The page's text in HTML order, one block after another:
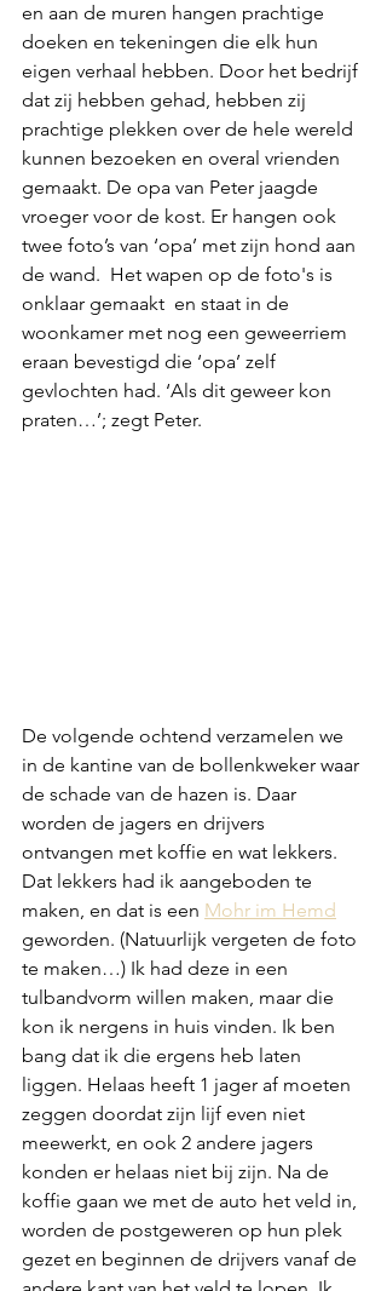
en aan de muren hangen prachtige
doeken en tekeningen die elk hun
eigen verhaal hebben. Door het bedrijf
dat zij hebben gehad, hebben zij
prachtige plekken over de hele wereld
kunnen bezoeken en overal vrienden
gemaakt. De opa van Peter jaagde
vroeger voor de kost. Er hangen ook
twee foto’s van ‘opa’ met zijn hond aan
de wand.  Het wapen op de foto's is
onklaar gemaakt  en staat in de
woonkamer met nog een geweerriem
eraan bevestigd die ‘opa’ zelf
gevlochten had. ‘Als dit geweer kon
praten…’; zegt Peter.
De volgende ochtend verzamelen we
in de kantine van de bollenkweker waar
de schade van de hazen is. Daar
worden de jagers en drijvers
ontvangen met koffie en wat lekkers.
Dat lekkers had ik aangeboden te
maken, en dat is een Mohr im Hemd
geworden. (Natuurlijk vergeten de foto
te maken…) Ik had deze in een
tulbandvorm willen maken, maar die
kon ik nergens in huis vinden. Ik ben
bang dat ik die ergens heb laten
liggen. Helaas heeft 1 jager af moeten
zeggen doordat zijn lijf even niet
meewerkt, en ook 2 andere jagers
konden er helaas niet bij zijn. Na de
koffie gaan we met de auto het veld in,
worden de postgeweren op hun plek
gezet en beginnen de drijvers vanaf de